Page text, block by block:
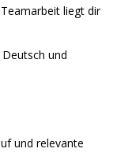
liegt dir
und
und relevante